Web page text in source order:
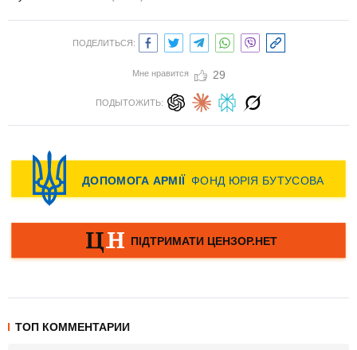
ПОДЕЛИТЬСЯ:
Мне нравится 29
ПОДЫТОЖИТЬ:
ТОП КОММЕНТАРИИ